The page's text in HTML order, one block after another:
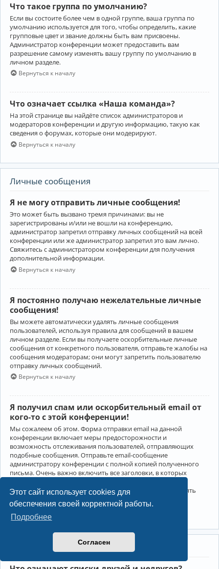
Этот сайт использует cookies для
обеспечения своей корректной работы.
Подробнее
Согласен
Что такое группа по умолчанию?
Если вы состоите более чем в одной группе, ваша группа по
умолчанию используется для того, чтобы определить, какие
групповые цвет и звание должны быть вам присвоены.
Администратор конференции может предоставить вам
разрешение самому изменять вашу группу по умолчанию в
личном разделе.
Вернуться к началу
Что означает ссылка «Наша команда»?
На этой странице вы найдёте список администраторов и
модераторов конференции и другую информацию, такую как
сведения о форумах, которые они модерируют.
Вернуться к началу
Личные сообщения
Я не могу отправить личные сообщения!
Это может быть вызвано тремя причинами: вы не
зарегистрированы и/или не вошли на конференцию,
администратор запретил отправку личных сообщений на всей
конференции или же администратор запретил это вам лично.
Свяжитесь с администратором конференции для получения
дополнительной информации.
Вернуться к началу
Я постоянно получаю нежелательные личные
сообщения!
Вы можете автоматически удалять личные сообщения
пользователей, используя правила для сообщений в вашем
личном разделе. Если вы получаете оскорбительные личные
сообщения от конкретного пользователя, отправьте жалобы на
сообщения модераторам; они могут запретить пользователю
отправку личных сообщений.
Вернуться к началу
Я получил спам или оскорбительный email от
кого-то с этой конференции!
Мы сожалеем об этом. Форма отправки email на данной
конференции включает меры предосторожности и
возможность отслеживания пользователей, отправляющих
подобные сообщения. Отправьте email-сообщение
администратору конференции с полной копией полученного
письма. Очень важно включить все заголовки, в которых
Администратор конференции сможет в этом случае принять
меры.
Друзья и недруги